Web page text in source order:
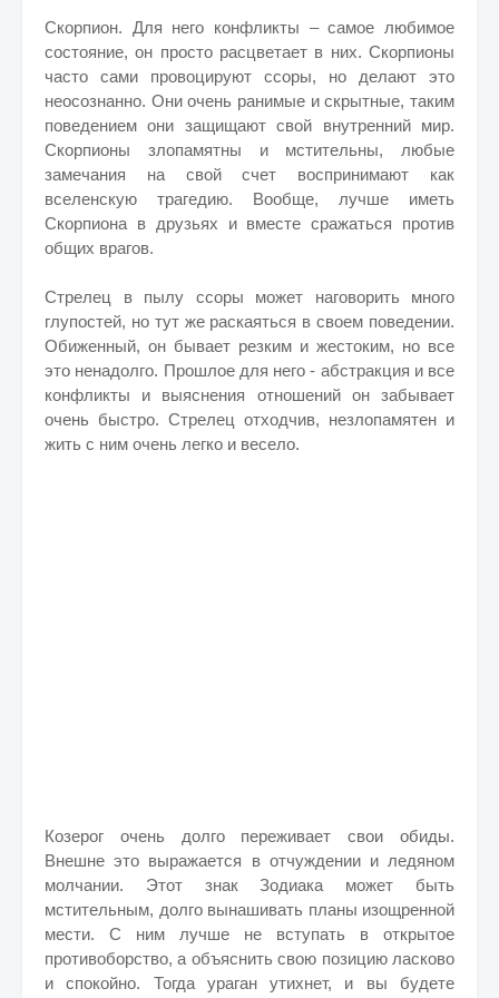
Скорпион. Для него конфликты – самое любимое
состояние, он просто расцветает в них. Скорпионы
часто сами провоцируют ссоры, но делают это
неосознанно. Они очень ранимые и скрытные, таким
поведением они защищают свой внутренний мир.
Скорпионы злопамятны и мстительны, любые
замечания на свой счет воспринимают как
вселенскую трагедию. Вообще, лучше иметь
Скорпиона в друзьях и вместе сражаться против
общих врагов.
Стрелец в пылу ссоры может наговорить много
глупостей, но тут же раскаяться в своем поведении.
Обиженный, он бывает резким и жестоким, но все
это ненадолго. Прошлое для него - абстракция и все
конфликты и выяснения отношений он забывает
очень быстро. Стрелец отходчив, незлопамятен и
жить с ним очень легко и весело.
Козерог очень долго переживает свои обиды.
Внешне это выражается в отчуждении и ледяном
молчании. Этот знак Зодиака может быть
мстительным, долго вынашивать планы изощренной
мести. С ним лучше не вступать в открытое
противоборство, а объяснить свою позицию ласково
и спокойно. Тогда ураган утихнет, и вы будете